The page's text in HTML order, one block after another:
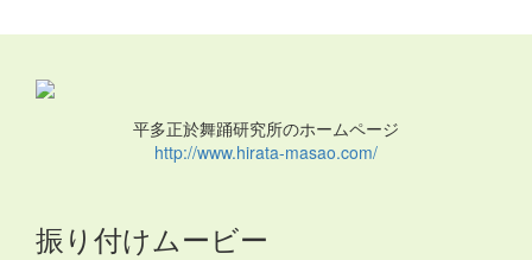
平多正於舞踊研究所のホームページ
http://www.hirata-masao.com/
振り付けムービー